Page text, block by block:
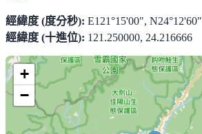
經緯度 (度分秒): E121°15'00", N24°12'60"
經緯度 (十進位): 121.250000, 24.216666
+
−